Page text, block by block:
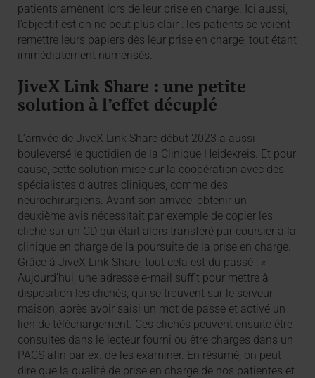
patients amènent lors de leur prise en charge. Ici aussi,
l’objectif est on ne peut plus clair : les patients se voient
remettre leurs papiers dès leur prise en charge, tout étant
immédiatement numérisés.
JiveX Link Share : une petite
solution à l’effet décuplé
L’arrivée de JiveX Link Share début 2023 a aussi
bouleversé le quotidien de la Clinique Heidekreis. Et pour
cause, cette solution mise sur la coopération avec des
spécialistes d’autres cliniques, comme des
neurochirurgiens. Avant son arrivée, obtenir un
deuxième avis nécessitait par exemple de copier les
cliché sur un CD qui était alors transféré par coursier à la
clinique en charge de la poursuite de la prise en charge.
Grâce à JiveX Link Share, tout cela est du passé : «
Aujourd’hui, une adresse e-mail suffit pour mettre à
disposition les clichés, qui se trouvent sur le serveur
maison, après avoir saisi un mot de passe et activé un
lien de téléchargement. Ces clichés peuvent ensuite être
consultés dans le lecteur fourni ou être chargés dans un
PACS afin par ex. de les examiner. En résumé, on peut
dire que la qualité de prise en charge de nos patientes et